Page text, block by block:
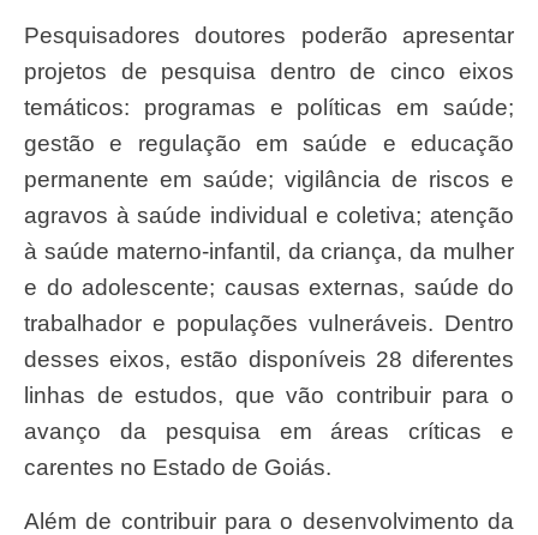
Pesquisadores doutores poderão apresentar
projetos de pesquisa dentro de cinco eixos
temáticos: programas e políticas em saúde;
gestão e regulação em saúde e educação
permanente em saúde; vigilância de riscos e
agravos à saúde individual e coletiva; atenção
à saúde materno-infantil, da criança, da mulher
e do adolescente; causas externas, saúde do
trabalhador e populações vulneráveis. Dentro
desses eixos, estão disponíveis 28 diferentes
linhas de estudos, que vão contribuir para o
avanço da pesquisa em áreas críticas e
carentes no Estado de Goiás.
Além de contribuir para o desenvolvimento da